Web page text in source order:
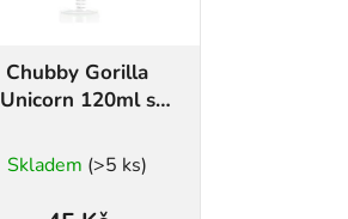
Chubby Gorilla
Unicorn 120ml s
Skladem (>5 ks)